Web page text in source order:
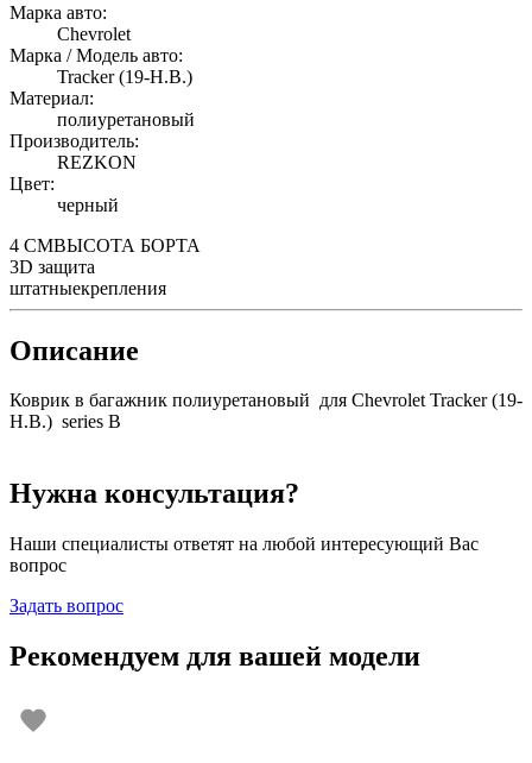
Марка авто:
Chevrolet
Марка / Модель авто:
Tracker (19-Н.В.)
Материал:
полиуретановый
Производитель:
REZKON
Цвет:
черный
4 СМВЫСОТА БОРТА
3D защита
штатныекрепления
Описание
Коврик в багажник полиуретановый для Chevrolet Tracker (19-
Н.В.) series B
Нужна консультация?
Наши специалисты ответят на любой интересующий Вас
вопрос
Задать вопрос
Рекомендуем для вашей модели